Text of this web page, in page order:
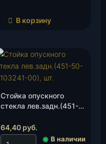
В корзину
Стойка опускного
стекла лев.задн.(451-
64,40 руб.
◉ В наличии